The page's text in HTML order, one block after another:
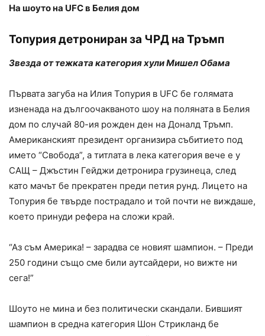
На шоуто на UFC в Белия дом
Топурия детрониран за ЧРД на Тръмп
Звезда от тежката категория хули Мишел Обама
Първата загуба на Илия Топурия в UFC бе голямата
изненада на дългоочакваното шоу на поляната в Белия
дом по случай 80-ия рожден ден на Доналд Тръмп.
Американският президент организира събитието под
името “Свобода”, а титлата в лека категория вече е у
САЩ – Джъстин Гейджи детронира грузинеца, след
като мачът бе прекратен преди петия рунд. Лицето на
Топурия бе твърде пострадало и той почти не виждаше,
което принуди рефера на сложи край.
“Аз съм Америка! – зарадва се новият шампион. – Преди
250 години също сме били аутсайдери, но вижте ни
сега!”
Шоуто не мина и без политически скандали. Бившият
шампион в средна категория Шон Стрикланд бе